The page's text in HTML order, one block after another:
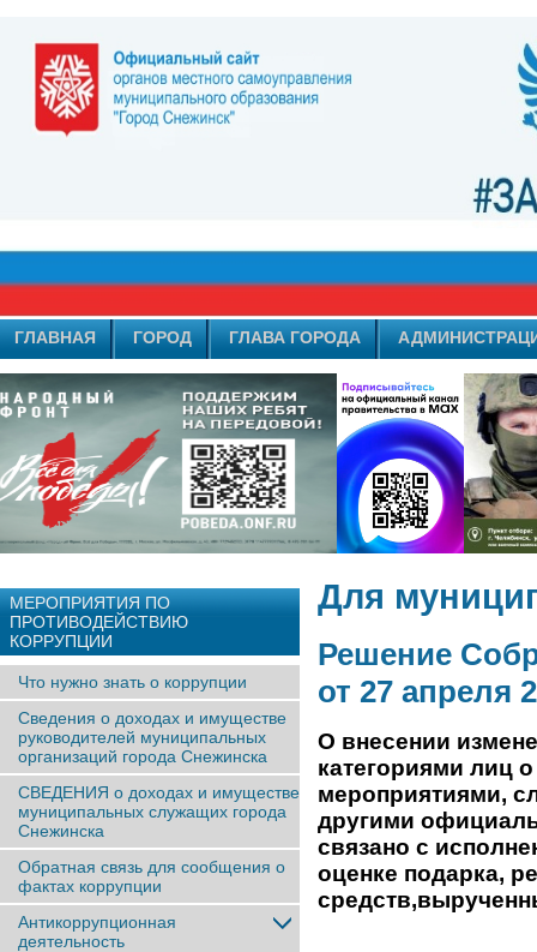
ГЛАВНАЯ ГОРОД ГЛАВА ГОРОДА
МЕРОПРИЯТИЯ ПО
ПРОТИВОДЕЙСТВИЮ
КОРРУПЦИИ
Что нужно знать о коррупции
Сведения о доходах и имуществе
руководителей муниципальных
организаций города Снежинска
СВЕДЕНИЯ о доходах и имуществе
муниципальных служащих города
Снежинска
Обратная связь для сообщения о
фактах коррупции
Антикоррупционная
деятельность
Для
Решение
от 27 апреля
О внесении
категориями лиц
мероприятиями,
другими
связано с
оценке подарка,
средств,